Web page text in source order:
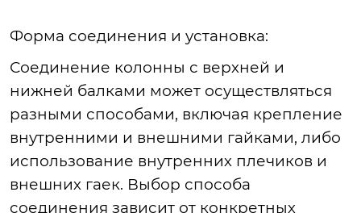
Форма соединения и установка:
Соединение колонны с верхней и
нижней балками может осуществляться
разными способами, включая крепление
внутренними и внешними гайками, либо
использование внутренних плечиков и
внешних гаек. Выбор способа
соединения зависит от конкретных